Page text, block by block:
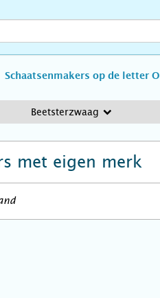
Schaatsenmakers op de letter O
Beetsterzwaag
met eigen merk